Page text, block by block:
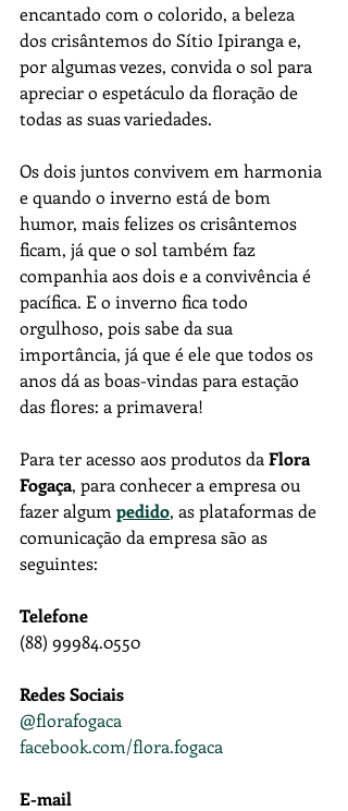
encantado com o colorido, a beleza
dos crisântemos do Sítio Ipiranga e,
por algumas vezes, convida o sol para
apreciar o espetáculo da floração de
todas as suas variedades.
Os dois juntos convivem em harmonia
e quando o inverno está de bom
humor, mais felizes os crisântemos
ficam, já que o sol também faz
companhia aos dois e a convivência é
pacífica. E o inverno fica todo
orgulhoso, pois sabe da sua
importância, já que é ele que todos os
anos dá as boas-vindas para estação
das flores: a primavera!
Para ter acesso aos produtos da Flora
Fogaça, para conhecer a empresa ou
fazer algum pedido, as plataformas de
comunicação da empresa são as
seguintes:
Telefone
(88) 99984.0550
Redes Sociais
@florafogaca
facebook.com/flora.fogaca
E-mail